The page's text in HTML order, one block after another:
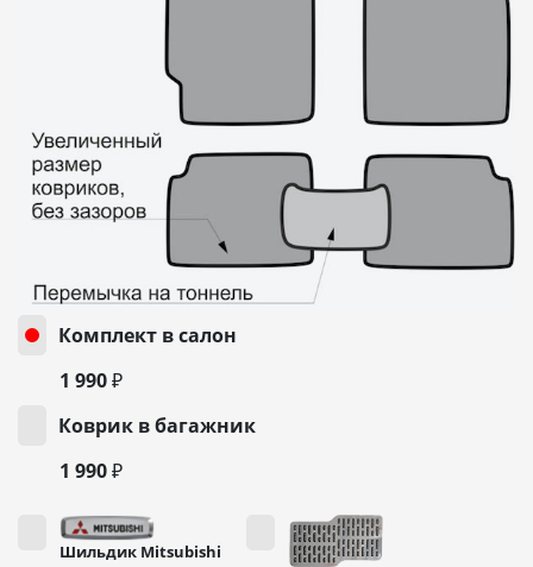
Комплект в салон
1 990 ₽
Коврик в багажник
1 990 ₽
Шильдик Mitsubishi